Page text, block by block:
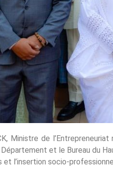
Ministre de
et le Bureau du
l’insertion socio-